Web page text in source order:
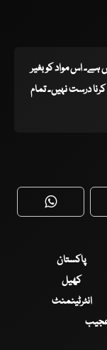
ہے۔ اس مواد کو بغیر
درست نہیں۔ تمام
WhatsApp
پاکستان
کھیل
انٹرٹینمنٹ